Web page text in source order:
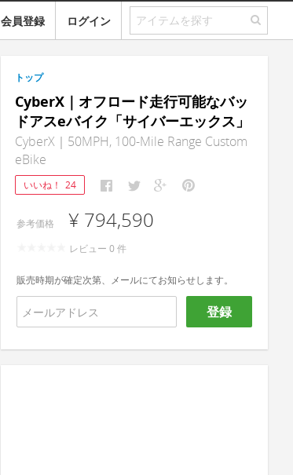
会員登録 ログイン
トップ
CyberX｜オフロード走行可能なバッ
ドアスeバイク「サイバーエックス」
CyberX｜50MPH, 100-Mile Range Custom
eBike
いいね！ 24
参考価格 ¥ 794,590
レビュー 0 件
販売時期が確定次第、メールにてお知らせします。
登録